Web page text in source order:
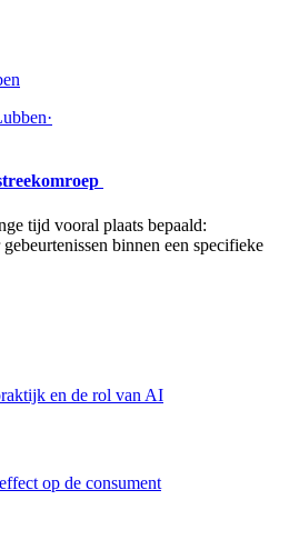
·
tijd vooral plaats bepaald:
binnen een specifieke
en de rol van AI
op de consument